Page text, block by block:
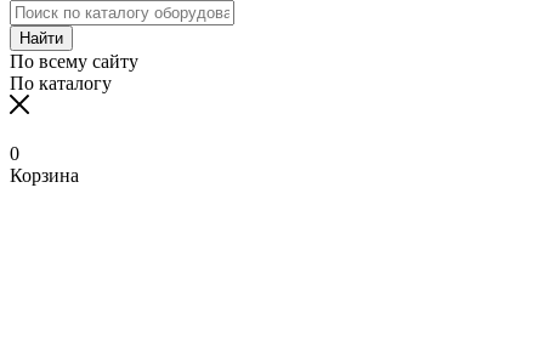
Найти
По всему сайту
По каталогу
0
Корзина